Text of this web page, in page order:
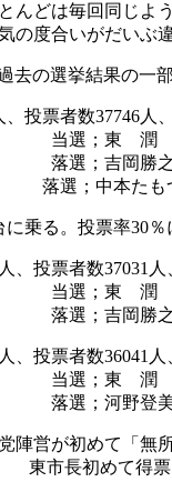
んどは毎回同じよ
の度合いがだいぶ
去の選挙結果の一
投票者数37746人
所属）
（共産
（政治結
乗る。投票率30％
、投票者数37031人
所属）
（共産
、投票者数36041人
所属）
（無所属
陣営が初めて「無
東市長初めて得票